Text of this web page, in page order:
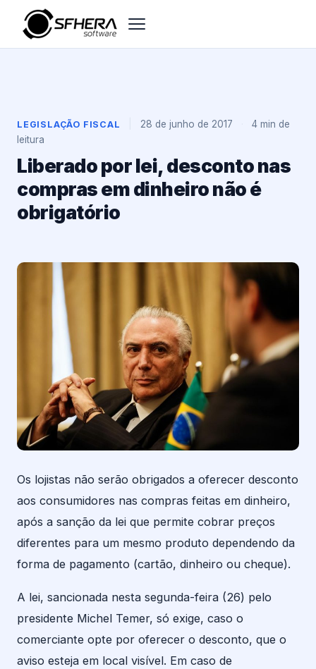
LEGISLAÇÃO FISCAL 28 de junho de 2017
4 min de
leitura
Liberado por lei, desconto nas
compras em dinheiro não é
obrigatório
Os lojistas não serão obrigados a oferecer desconto
aos consumidores nas compras feitas em dinheiro,
após a sanção da lei que permite cobrar preços
diferentes para um mesmo produto dependendo da
forma de pagamento (cartão, dinheiro ou cheque).
A lei, sancionada nesta segunda-feira (26) pelo
presidente Michel Temer, só exige, caso o
comerciante opte por oferecer o desconto, que o
aviso esteja em local visível. Em caso de